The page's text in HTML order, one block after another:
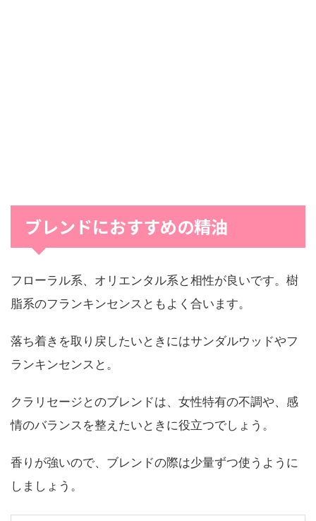
ブレンドにおすすめの精油
フローラル系、オリエンタル系と相性が良いです。樹
脂系のフランキンセンスともよく合います。
落ち着きを取り戻したいときにはサンダルウッドやフ
ランキンセンスと。
クラリセージとのブレンドは、女性特有の不調や、感
情のバランスを整えたいときに役立つでしょう。
香りが強いので、ブレンドの際は少量ずつ使うように
しましょう。